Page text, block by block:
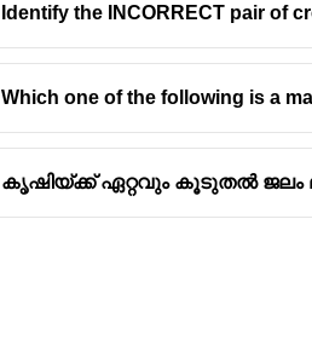
Identify the INCORRECT pair of
Which one of the following is a
കൃഷിയ്ക്ക് ഏറ്റവും കൂടുതൽ ജലം